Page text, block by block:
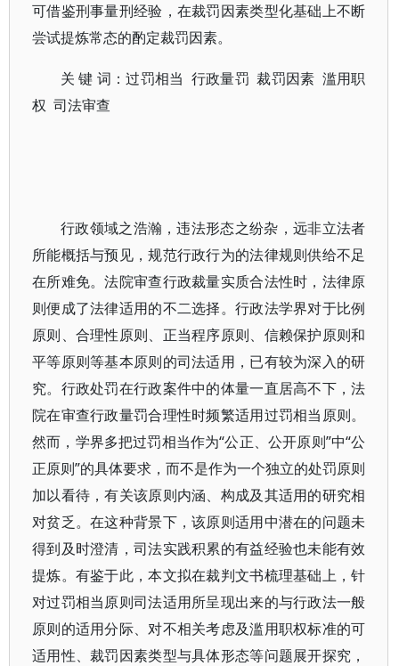
可借鉴刑事量刑经验，在裁罚因素类型化基础上不断
尝试提炼常态的酌定裁罚因素。
关 键 词：过罚相当 行政量罚 裁罚因素 滥用职
权 司法审查
行政领域之浩瀚，违法形态之纷杂，远非立法者
所能概括与预见，规范行政行为的法律规则供给不足
在所难免。法院审查行政裁量实质合法性时，法律原
则便成了法律适用的不二选择。行政法学界对于比例
原则、合理性原则、正当程序原则、信赖保护原则和
平等原则等基本原则的司法适用，已有较为深入的研
究。行政处罚在行政案件中的体量一直居高不下，法
院在审查行政量罚合理性时频繁适用过罚相当原则。
然而，学界多把过罚相当作为“公正、公开原则”中“公
正原则”的具体要求，而不是作为一个独立的处罚原则
加以看待，有关该原则内涵、构成及其适用的研究相
对贫乏。在这种背景下，该原则适用中潜在的问题未
得到及时澄清，司法实践积累的有益经验也未能有效
提炼。有鉴于此，本文拟在裁判文书梳理基础上，针
对过罚相当原则司法适用所呈现出来的与行政法一般
原则的适用分际、对不相关考虑及滥用职权标准的可
适用性、裁罚因素类型与具体形态等问题展开探究，